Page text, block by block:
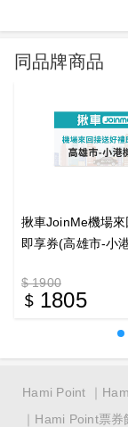
同品牌商品
揪車JoinMe機場
即享券(高雄市-小
$ 1900
1805
Hami Point
Hami Point票券